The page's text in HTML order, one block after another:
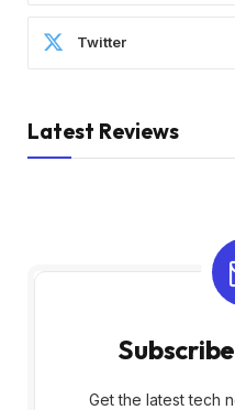
Twitter
Latest Reviews
Get the latest tech